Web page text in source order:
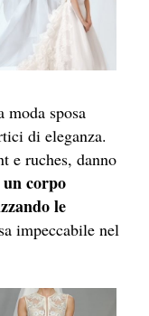
sposa
di eleganza.
e ruches, danno
un corpo
le
impeccabile nel